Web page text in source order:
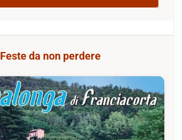
Feste da non perdere